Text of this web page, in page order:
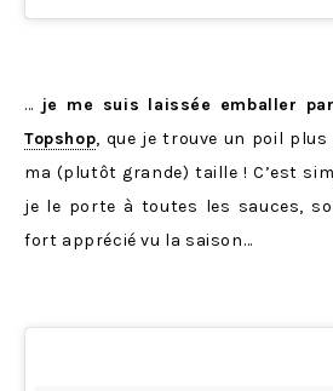
… je me suis laissée emballer
Topshop, que je trouve un poil
ma (plutôt grande) taille ! C’est
je le porte à toutes les sauces,
fort apprécié vu la saison…